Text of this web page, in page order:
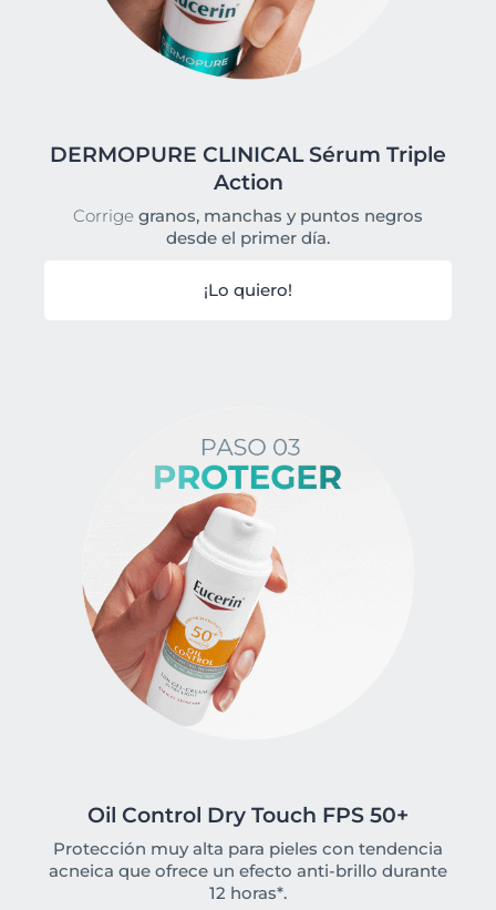
DERMOPURE CLINICAL Sérum Triple
Action
Corrige granos, manchas y puntos negros
desde el primer día.
¡Lo quiero!
Oil Control Dry Touch FPS 50+
Protección muy alta para pieles con tendencia
acneica que ofrece un efecto anti-brillo durante
12 horas*.